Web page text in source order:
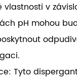
v
pH mohou
Tyto